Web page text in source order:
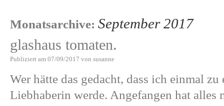
Monatsarchive: September 2017
glashaus tomaten.
Publiziert am 07/09/2017 von susanne
Wer hätte das gedacht, dass ich einmal
Liebhaberin werde. Angefangen hat alles